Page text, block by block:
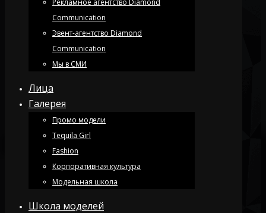
Рекламное агентство Diamond
Communication
Эвент-агентство Diamond
Communication
Мы в СМИ
Лица
Галерея
Промо модели
Tequila Girl
Fashion
Корпоративная культура
Модельная школа
Школа моделей